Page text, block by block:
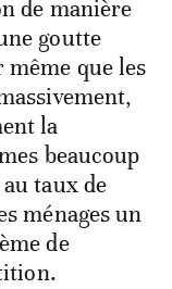
de manière
goutte
même que les
la
beaucoup
taux de
ménages un
de